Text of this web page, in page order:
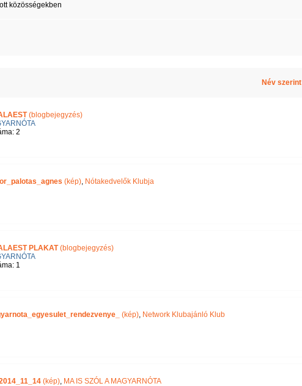
közösségekben
Név szerint
(blogbejegyzés)
2
(kép), Nótakedvelők Klubja
PLAKAT(blogbejegyzés)
1
(kép), Network Klubajánló Klub
(kép), MA IS SZÓL A MAGYARNÓTA